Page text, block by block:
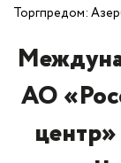
Торгпредом:
АО